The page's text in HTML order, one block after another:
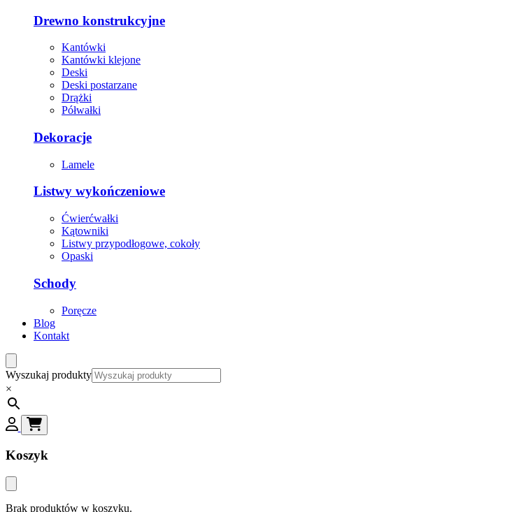
Drewno konstrukcyjne
Kantówki
Kantówki klejone
Deski
Deski postarzane
Drążki
Półwałki
Dekoracje
Lamele
Listwy wykończeniowe
Ćwierćwałki
Kątowniki
Listwy przypodłogowe, cokoły
Opaski
Schody
Poręcze
Blog
Kontakt
Wyszukaj produkty
×
Koszyk
Brak produktów w koszyku.